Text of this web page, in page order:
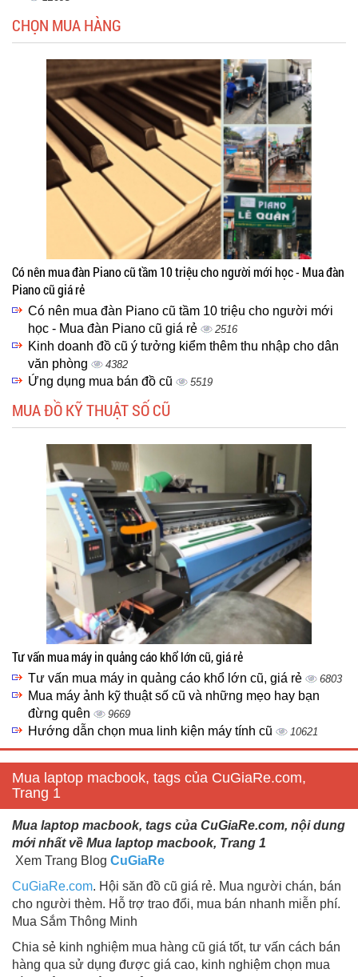
CHỌN MUA HÀNG
Có nên mua đàn Piano cũ tầm 10 triệu cho người mới học - Mua đàn
Piano cũ giá rẻ
Có nên mua đàn Piano cũ tầm 10 triệu cho người mới
học - Mua đàn Piano cũ giá rẻ
2516
Kinh doanh đồ cũ ý tưởng kiểm thêm thu nhập cho dân
văn phòng
4382
Ứng dụng mua bán đồ cũ 5519
MUA ĐỒ KỸ THUẬT SỐ CŨ
Tư vấn mua máy in quảng cáo khổ lớn cũ, giá rẻ
Tư vấn mua máy in quảng cáo khổ lớn cũ, giá rẻ 6803
Mua máy ảnh kỹ thuật số cũ và những mẹo hay bạn
đừng quên
9669
Hướng dẫn chọn mua linh kiện máy tính cũ 10621
Mua laptop macbook, tags của CuGiaRe.com,
Trang 1
Mua laptop macbook, tags của CuGiaRe.com, nội dung
mới nhất về Mua laptop macbook, Trang 1
Xem Trang Blog CuGiaRe
CuGiaRe.com. Hội săn đồ cũ giá rẻ. Mua người chán, bán
cho người thèm. Hỗ trợ trao đổi, mua bán nhanh miễn phí.
Mua Sắm Thông Minh
Chia sẻ kinh nghiệm mua hàng cũ giá tốt, tư vấn cách bán
hàng qua sử dụng được giá cao, kinh nghiệm chọn mua